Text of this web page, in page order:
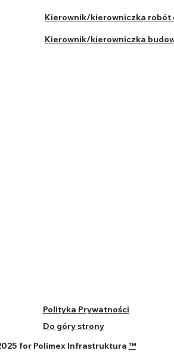
Kierownik/kierowniczka robót
Kierownik/kierowniczka
Polityka Prywatności
Do góry strony
for Polimex Infrastruktura ™